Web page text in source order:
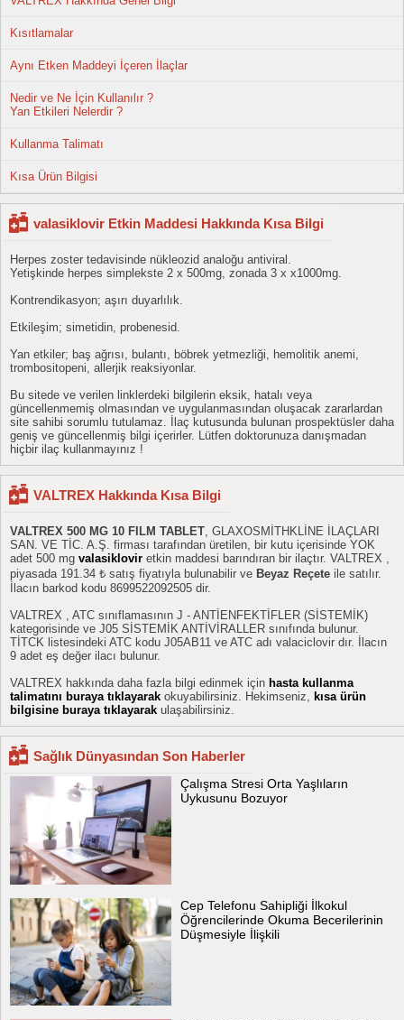
Kısıtlamalar
Aynı Etken Maddeyi İçeren İlaçlar
Nedir ve Ne İçin Kullanılır ?
Yan Etkileri Nelerdir ?
Kullanma Talimatı
Kısa Ürün Bilgisi
valasiklovir Etkin Maddesi Hakkında Kısa Bilgi
Herpes zoster tedavisinde nükleozid analoğu antiviral.
Yetişkinde herpes simplekste 2 x 500mg, zonada 3 x x1000mg.
Kontrendikasyon; aşırı duyarlılık.
Etkileşim; simetidin, probenesid.
Yan etkiler; baş ağrısı, bulantı, böbrek yetmezliği, hemolitik anemi,
trombositopeni, allerjik reaksiyonlar.
Bu sitede ve verilen linklerdeki bilgilerin eksik, hatalı veya
güncellenmemiş olmasından ve uygulanmasından oluşacak zararlardan
site sahibi sorumlu tutulamaz. İlaç kutusunda bulunan prospektüsler daha
geniş ve güncellenmiş bilgi içerirler. Lütfen doktorunuza danışmadan
hiçbir ilaç kullanmayınız !
VALTREX Hakkında Kısa Bilgi
VALTREX 500 MG 10 FILM TABLET, GLAXOSMİTHKLİNE İLAÇLARI
SAN. VE TİC. A.Ş. firması tarafından üretilen, bir kutu içerisinde YOK
adet 500 mg valasiklovir etkin maddesi barındıran bir ilaçtır. VALTREX ,
piyasada 191.34 ₺ satış fiyatıyla bulunabilir ve Beyaz Reçete ile satılır.
İlacın barkod kodu 8699522092505 dir.
VALTREX , ATC sınıflamasının J - ANTİENFEKTİFLER (SİSTEMİK)
kategorisinde ve J05 SİSTEMİK ANTİVİRALLER sınıfında bulunur.
TİTCK listesindeki ATC kodu J05AB11 ve ATC adı valaciclovir dır. İlacın
9 adet eş değer ilacı bulunur.
VALTREX hakkında daha fazla bilgi edinmek için hasta kullanma
talimatını buraya tıklayarak okuyabilirsiniz. Hekimseniz, kısa ürün
bilgisine buraya tıklayarak ulaşabilirsiniz.
Sağlık Dünyasından Son Haberler
Çalışma Stresi Orta Yaşlıların
Uykusunu Bozuyor
Cep Telefonu Sahipliği İlkokul
Öğrencilerinde Okuma Becerilerinin
Düşmesiyle İlişkili